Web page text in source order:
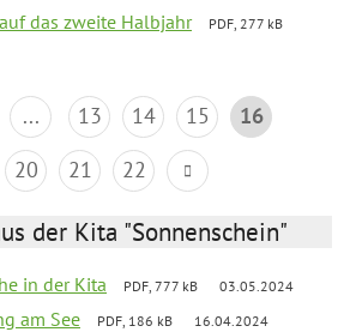
das zweite Halbjahr
PDF, 277 kB
... 13 14 15
16
20 21 22
der Kita "Sonnenschein"
in der Kita PDF, 777 kB 03.05.2024
am See PDF, 186 kB 16.04.2024